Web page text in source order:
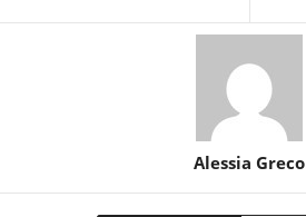
Alessia Greco